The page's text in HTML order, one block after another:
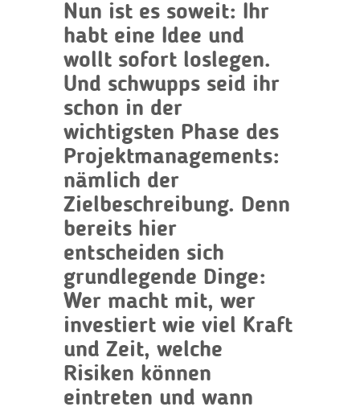
Nun ist es soweit: Ihr
habt eine Idee und
wollt sofort loslegen.
Und schwupps seid ihr
schon in der
wichtigsten Phase des
Projektmanagements:
nämlich der
Zielbeschreibung. Denn
bereits hier
entscheiden sich
grundlegende Dinge:
Wer macht mit, wer
investiert wie viel Kraft
und Zeit, welche
Risiken können
eintreten und wann